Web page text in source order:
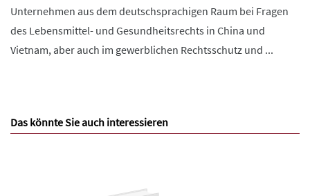
Unternehmen aus dem deutschsprachigen Raum bei Fragen
des Lebensmittel- und Gesundheitsrechts in China und
Vietnam, aber auch im gewerblichen Rechtsschutz und ...
Das könnte Sie auch interessieren